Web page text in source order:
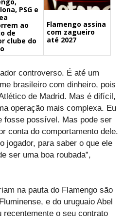
PSG e
ao
de
clube do
Flamengo assina
com zagueiro
até 2027
controverso. É até um
brasileiro com dinheiro, pois
de Madrid. Mas é difícil,
operação mais complexa. Eu
fosse possível. Mas pode ser
conta do comportamento dele.
jogador, para saber o que ele
ser uma boa roubada”,
na pauta do Flamengo são
e do uruguaio Abel
recentemente o seu contrato